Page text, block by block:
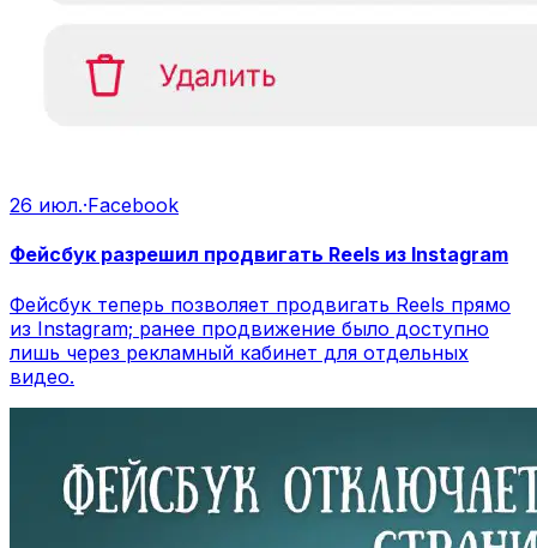
26 июл.·Facebook
Фейсбук разрешил продвигать Reels из Instagram
Фейсбук теперь позволяет продвигать Reels прямо
из Instagram; ранее продвижение было доступно
лишь через рекламный кабинет для отдельных
видео.